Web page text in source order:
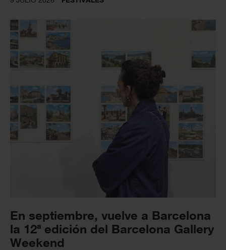
En septiembre, vuelve a Barcelona
la 12ª edición del Barcelona Gallery
Weekend